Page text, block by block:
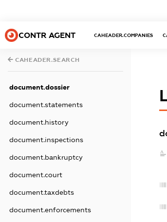
CONTR AGENT CAHEADER.COMPANIES
CAHEADER.SEARCH
document.dossier
document.statements
document.history
document.inspections
document.bankruptcy
document.court
document.taxdebts
document.enforcements